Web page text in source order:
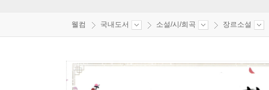
웰컴 국내도서 소설/시/희곡 장르소설